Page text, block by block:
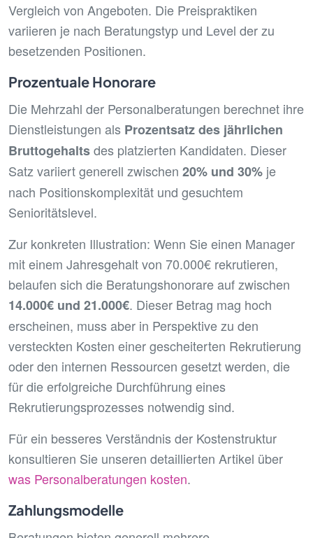
Vergleich von Angeboten. Die Preispraktiken
variieren je nach Beratungstyp und Level der zu
besetzenden Positionen.
Prozentuale Honorare
Die Mehrzahl der Personalberatungen berechnet ihre
Dienstleistungen als Prozentsatz des jährlichen
Bruttogehaltsdes platzierten Kandidaten. Dieser
Satz variiert generell zwischen 20% und 30% je
nach Positionskomplexität und gesuchtem
Senioritätslevel.
Zur konkreten Illustration: Wenn Sie einen Manager
mit einem Jahresgehalt von 70.000€ rekrutieren,
belaufen sich die Beratungshonorare auf zwischen
14.000€ und 21.000€. Dieser Betrag mag hoch
erscheinen, muss aber in Perspektive zu den
versteckten Kosten einer gescheiterten Rekrutierung
oder den internen Ressourcen gesetzt werden, die
für die erfolgreiche Durchführung eines
Rekrutierungsprozesses notwendig sind.
Für ein besseres Verständnis der Kostenstruktur
konsultieren Sie unseren detaillierten Artikel über
was Personalberatungen kosten.
Zahlungsmodelle